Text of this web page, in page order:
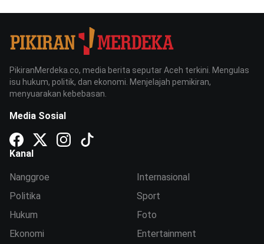
PikiranMerdeka.co, media berita seputar Aceh terkini. Mengulas
isu hukum, politik, dan ekonomi. Menjelajah pemikiran,
menyuarakan kebebasan.
Media Sosial
Kanal
Nanggroe
Politika
Hukum
Ekonomi
Internasional
Sport
Foto
Entertainment